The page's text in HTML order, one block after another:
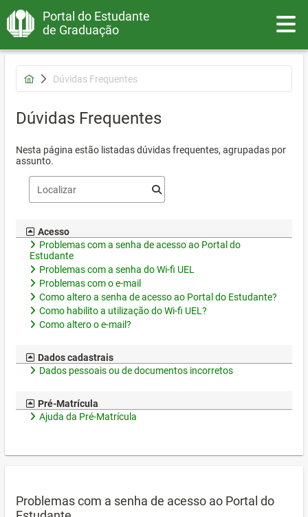
Portal do Estudante
de Graduação
Dúvidas Frequentes
Dúvidas Frequentes
Nesta página estão listadas dúvidas frequentes, agrupadas por
assunto.
Acesso
Problemas com a senha de acesso ao Portal do
Estudante
Problemas com a senha do Wi-fi UEL
Problemas com o e-mail
Como altero a senha de acesso ao Portal do Estudante?
Como habilito a utilização do Wi-fi UEL?
Como altero o e-mail?
Dados cadastrais
Dados pessoais ou de documentos incorretos
Pré-Matrícula
Ajuda da Pré-Matrícula
Problemas com a senha de acesso ao Portal do